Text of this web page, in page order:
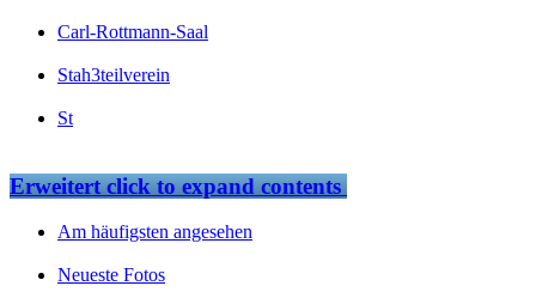
Carl-Rottmann-Saal
Stah3teilverein
St
Erweitertclick to expand contents
Am häufigsten angesehen
Neueste Fotos